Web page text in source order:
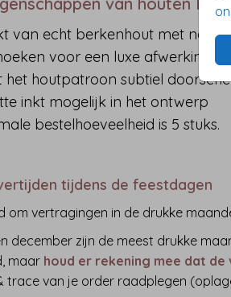
van echt berkenhout met
voor een luxe afwerking
het houtpatroon subtiel
inkt mogelijk in het ontwerp
bestelhoeveelheid is 5 stuks.
tijdens de feestdagen
om vertragingen in de drukke
december zijn de meest drukke
maar houd er rekening mee dat
trace van je order raadplegen